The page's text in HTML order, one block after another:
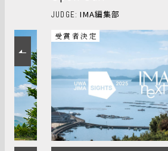
JUDGE:IMA編集部
受賞者決定